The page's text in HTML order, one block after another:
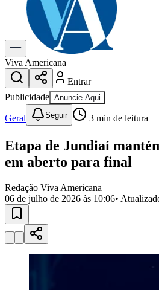
Dia a Dia & Lazer
Gastronomia
Cinema & Shows
Para Sua Empresa
Anuncie no Portal
Cadastrar Empresa
Divulgar VagasNovo
Publicidade Legal
Eleições
Segurança
Saúde
Meio Ambiente
Obras
Bairros de Americana
CentroJardim Girassol
NamoradosJardim São PauloParque
Viva Americana
Entrar
Publicidade Anuncie Aqui
Geral Seguir 3 min de leitura
Etapa de Jundiaí
em aberto para final
Redação Viva Americana
06 de julho de 2026 às 10:06•